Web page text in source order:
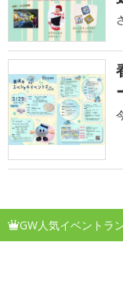
GW人気イベントラ